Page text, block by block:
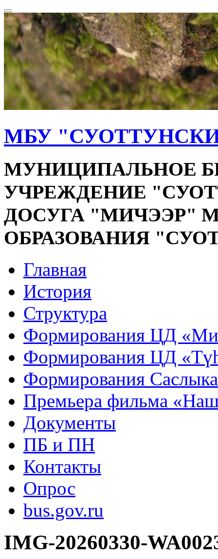
МБУ
МУНИЦИПАЛЬНОЕ
УЧРЕЖДЕНИЕ
ДОСУГА "МИЧЭЭР"
ОБРАЗОВАНИЯ
Главная
История
Структура
Формирования ЦД
Формирования ЦД
Формирования
Премьера фильма
Документы
ПБ и ПН
Контакты
Опрос
bus.gov.ru
IMG-20260330-